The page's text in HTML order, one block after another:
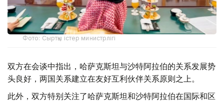
Фото: Сыртқы істер министрлігі
双方在会谈中指出，哈萨克斯坦与沙特阿拉伯的关系发展势
头良好，两国关系建立在友好互利伙伴关系原则之上。
此外，双方特别关注了哈萨克斯坦和沙特阿拉伯在国际和区